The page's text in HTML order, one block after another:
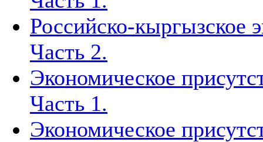
Российско-кыргызское
Часть 2.
Экономическое
Часть 1.
Экономическое